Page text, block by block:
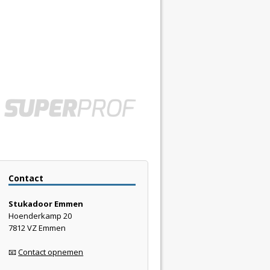
Contact
Stukadoor Emmen
Hoenderkamp 20
7812 VZ Emmen
📧Contact opnemen